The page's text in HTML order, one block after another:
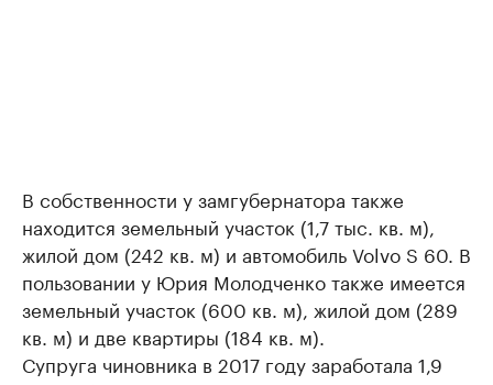
В собственности у замгубернатора также
находится земельный участок (1,7 тыс. кв. м),
жилой дом (242 кв. м) и автомобиль Volvo S 60. В
пользовании у Юрия Молодченко также имеется
земельный участок (600 кв. м), жилой дом (289
кв. м) и две квартиры (184 кв. м).
Супруга чиновника в 2017 году заработала 1,9